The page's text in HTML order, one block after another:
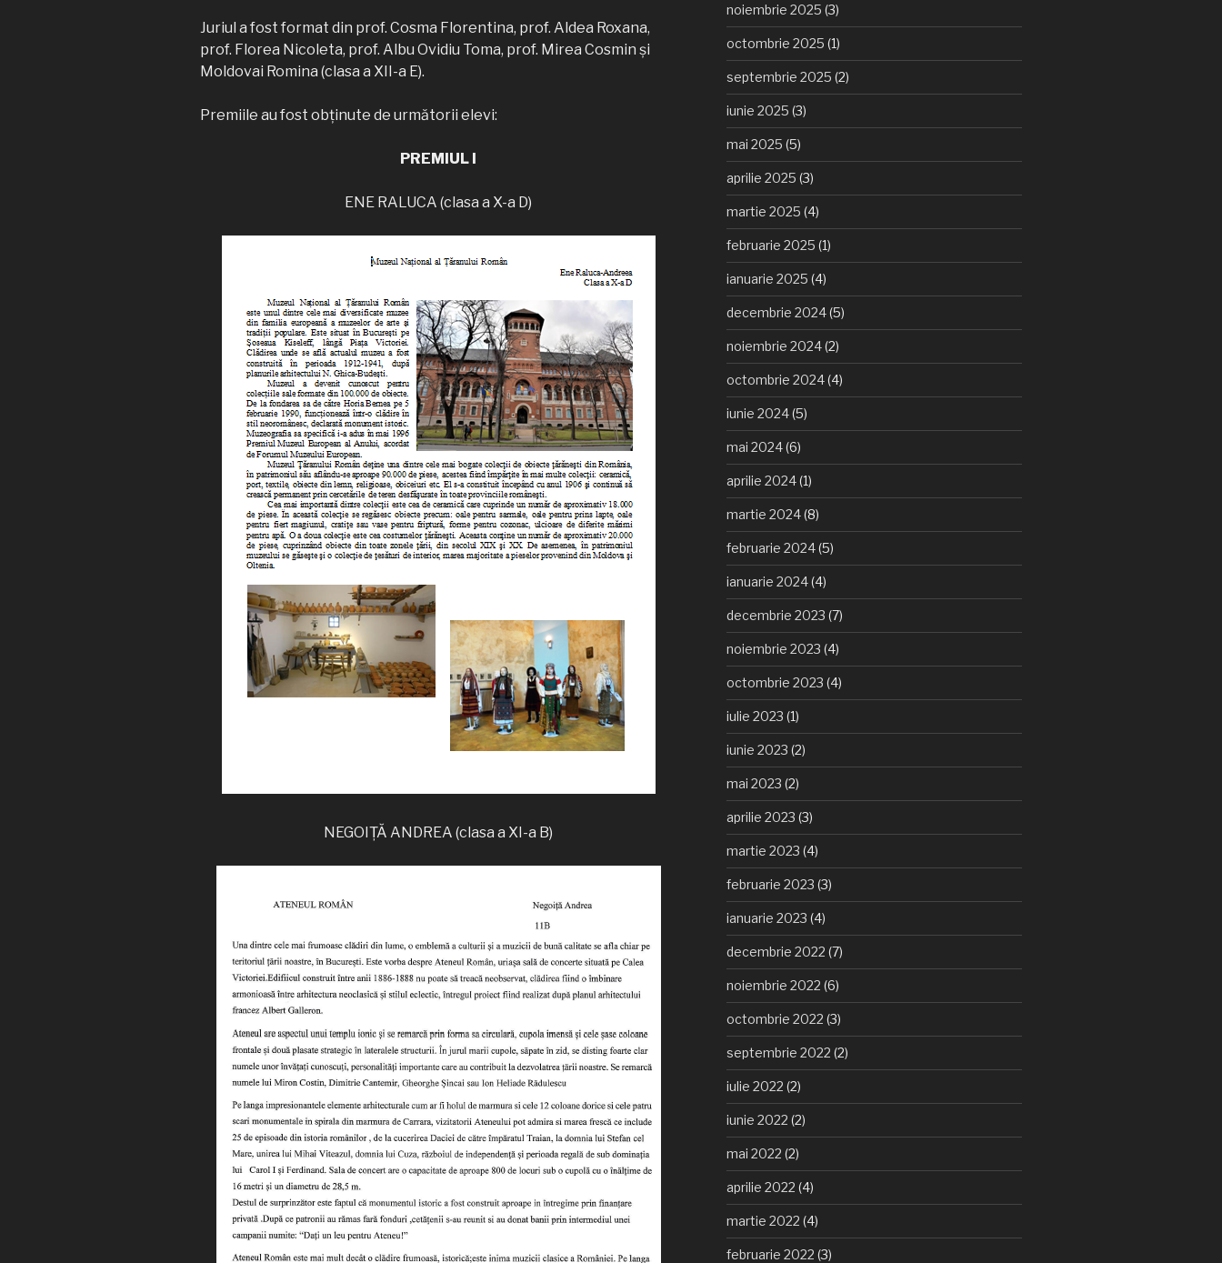
Juriul a fost format din prof. Cosma Florentina, prof. Aldea Roxana,
prof. Florea Nicoleta, prof. Albu Ovidiu Toma, prof. Mirea Cosmin și
Moldovai Romina (clasa a XII-a E).
Premiile au fost obținute de următorii elevi:
PREMIUL I
ENE RALUCA (clasa a X-a D)
NEGOIȚĂ ANDREA (clasa a XI-a B)
noiembrie 2025 (3)
octombrie 2025 (1)
septembrie 2025 (2)
iunie 2025 (3)
mai 2025 (5)
aprilie 2025 (3)
martie 2025 (4)
februarie 2025 (1)
ianuarie 2025 (4)
decembrie 2024(5)
noiembrie 2024(2)
octombrie 2024(4)
iunie 2024(5)
mai 2024(6)
aprilie 2024(1)
martie 2024(8)
februarie 2024(5)
ianuarie 2024(4)
decembrie 2023 (7)
noiembrie 2023 (4)
octombrie 2023 (4)
iulie 2023 (1)
iunie 2023 (2)
mai 2023 (2)
aprilie 2023 (3)
martie 2023 (4)
februarie 2023 (3)
ianuarie 2023 (4)
decembrie 2022 (7)
noiembrie 2022 (6)
octombrie 2022 (3)
septembrie 2022 (2)
iulie 2022 (2)
iunie 2022 (2)
mai 2022 (2)
aprilie 2022 (4)
martie 2022 (4)
februarie 2022 (3)